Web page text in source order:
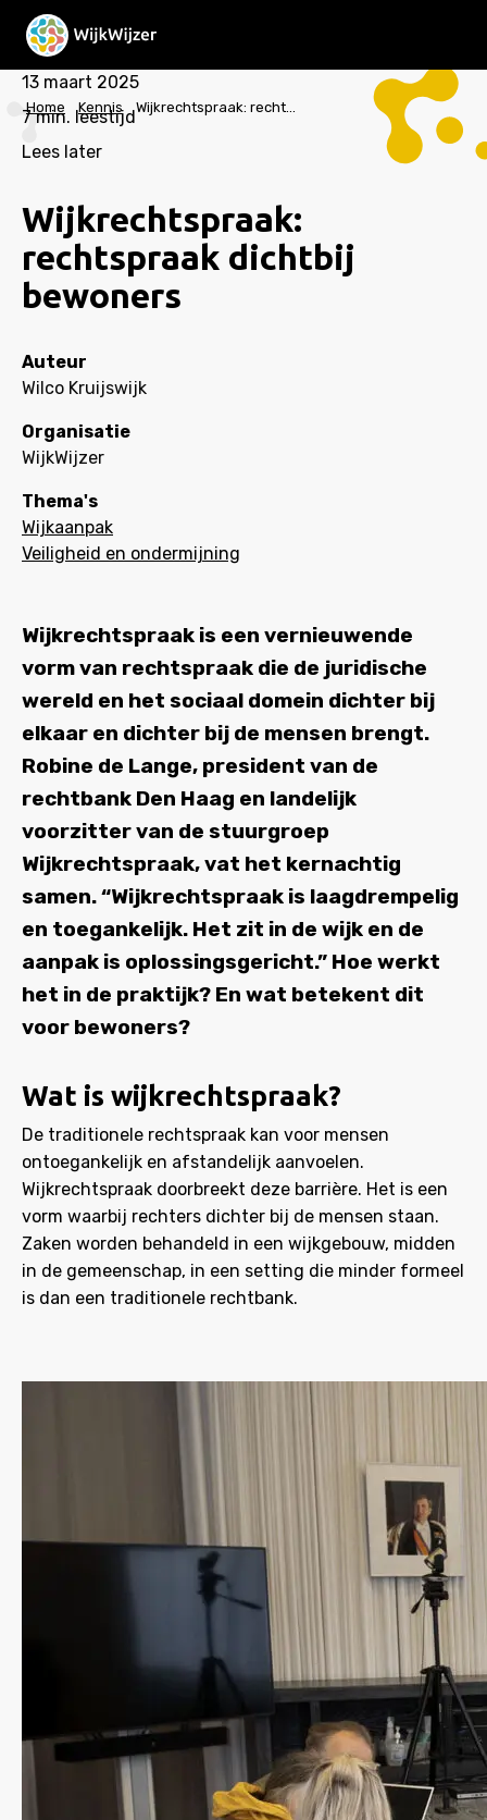
Home Kennis Wijkrechtspraak: rechtspraak dichtbij bewoners
13 maart 2025
7 min. leestijd
Lees later
Wijkrechtspraak:
rechtspraak dichtbij
bewoners
Auteur
Wilco Kruijswijk
Organisatie
WijkWijzer
Thema's
Wijkaanpak
Veiligheid en ondermijning
Wijkrechtspraak is een vernieuwende
vorm van rechtspraak die de juridische
wereld en het sociaal domein dichter bij
elkaar en dichter bij de mensen brengt.
Robine de Lange, president van de
rechtbank Den Haag en landelijk
voorzitter van de stuurgroep
Wijkrechtspraak, vat het kernachtig
samen. “Wijkrechtspraak is laagdrempelig
en toegankelijk. Het zit in de wijk en de
aanpak is oplossingsgericht.” Hoe werkt
het in de praktijk? En wat betekent dit
voor bewoners?
Wat is wijkrechtspraak?
De traditionele rechtspraak kan voor mensen
ontoegankelijk en afstandelijk aanvoelen.
Wijkrechtspraak doorbreekt deze barrière. Het is een
vorm waarbij rechters dichter bij de mensen staan.
Zaken worden behandeld in een wijkgebouw, midden
in de gemeenschap, in een setting die minder formeel
is dan een traditionele rechtbank.